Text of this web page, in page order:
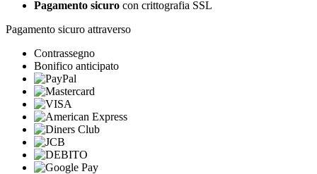
Pagamento sicuro con crittografia SSL
Pagamento sicuro attraverso
Contrassegno
Bonifico anticipato